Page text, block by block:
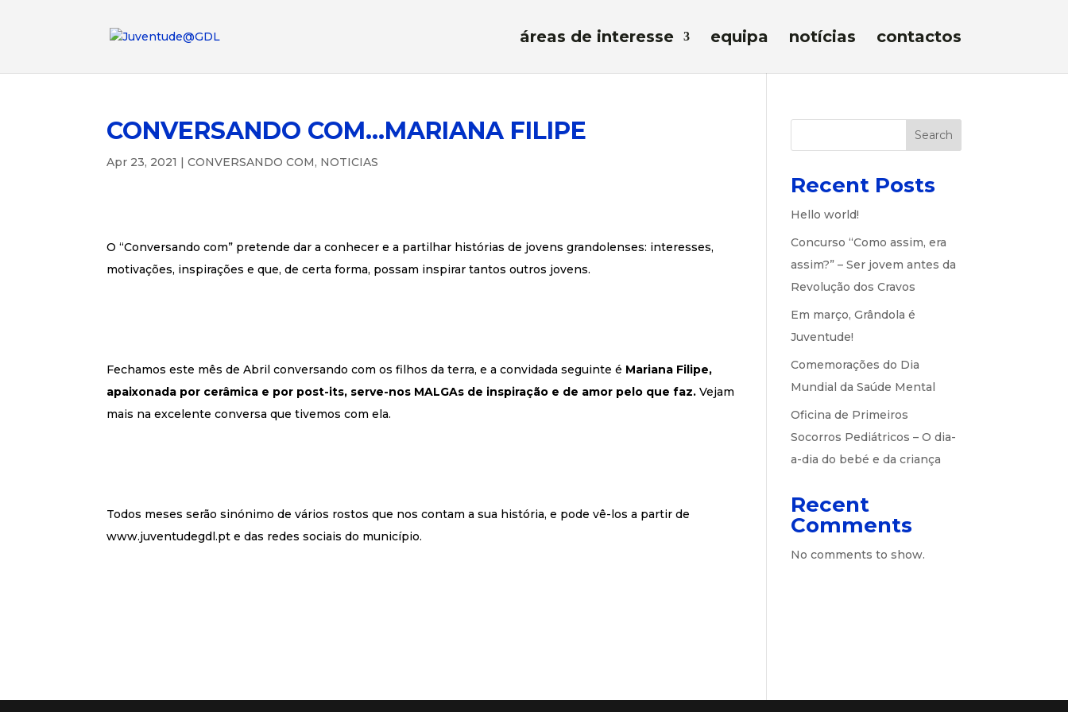
áreas de interesse equipa notícias contactos
CONVERSANDO COM…MARIANA FILIPE
Apr 23, 2021 |CONVERSANDO COM, NOTICIAS
O “Conversando com” pretende dar a conhecer e a partilhar histórias de jovens grandolenses: interesses,
motivações, inspirações e que, de certa forma, possam inspirar tantos outros jovens.
Fechamos este mês de Abril conversando com os filhos da terra, e a convidada seguinte é Mariana Filipe,
apaixonada por cerâmica e por post-its, serve-nos MALGAs de inspiração e de amor pelo que faz. Vejam
mais na excelente conversa que tivemos com ela.
Todos meses serão sinónimo de vários rostos que nos contam a sua história, e pode vê-los a partir de
www.juventudegdl.pt e das redes sociais do município.
Search
Recent Posts
Hello world!
Concurso “Como assim, era
assim?” – Ser jovem antes da
Revolução dos Cravos
Em março, Grândola é
Juventude!
Comemorações do Dia
Mundial da Saúde Mental
Oficina de Primeiros
Socorros Pediátricos – O dia-
a-dia do bebé e da criança
Recent
Comments
No comments to show.